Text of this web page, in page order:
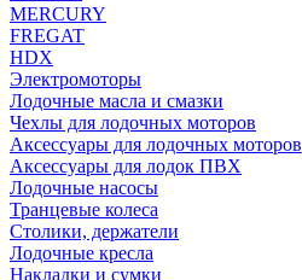
MERCURY
FREGAT
HDX
Электромоторы
Лодочные масла и смазки
Чехлы для лодочных моторов
Аксессуары для лодочных моторов
Аксессуары для лодок ПВХ
Лодочные насосы
Транцевые колеса
Столики, держатели
Лодочные кресла
Накладки и сумки